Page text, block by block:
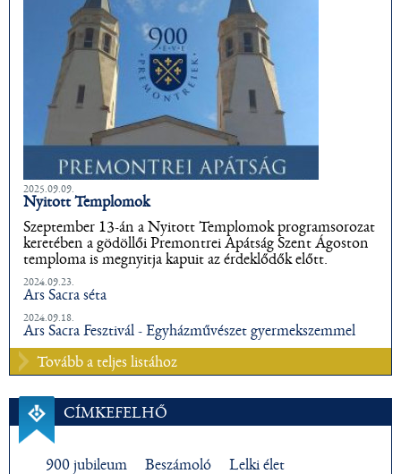
2025.09.09.
Nyitott Templomok
Szeptember 13-án a Nyitott Templomok programsorozat
keretében a gödöllői Premontrei Apátság Szent Ágoston
temploma is megnyitja kapuit az érdeklődők előtt.
2024.09.23.
Ars Sacra séta
2024.09.18.
Ars Sacra Fesztivál - Egyházművészet gyermekszemmel
Tovább a teljes listához
CÍMKEFELHŐ
900 jubileum Beszámoló Lelki élet